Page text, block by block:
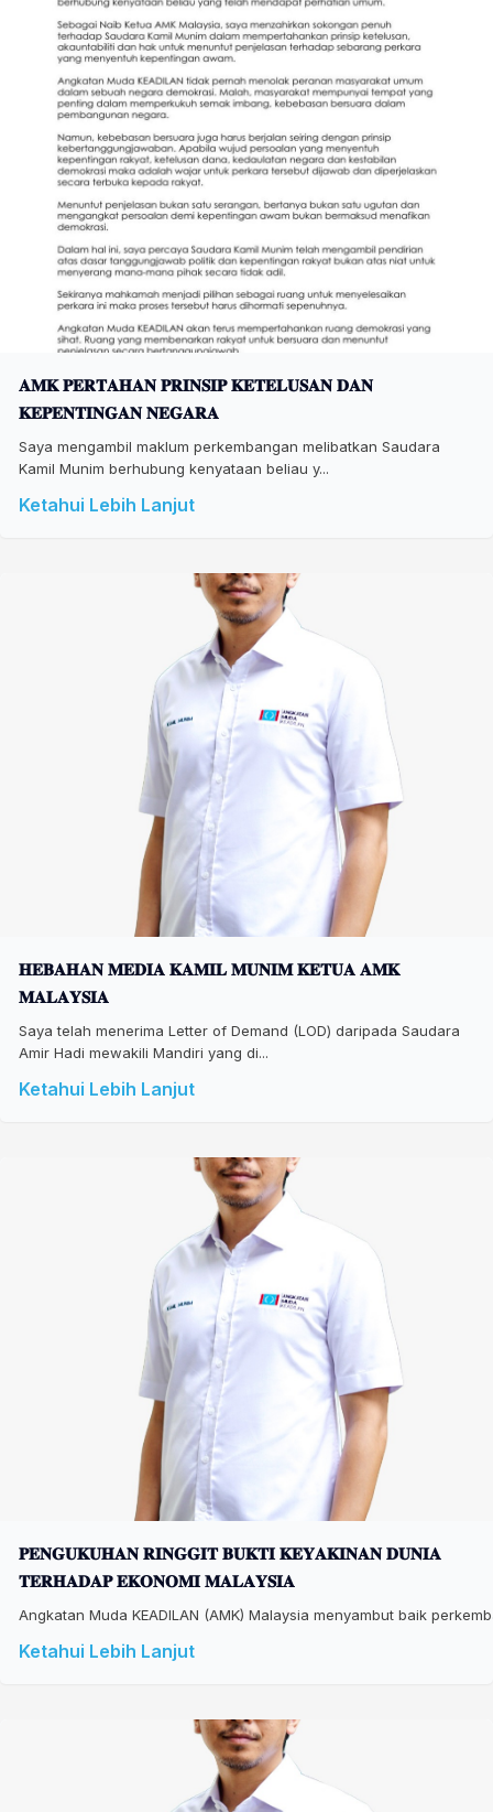
𝐀𝐌𝐊 𝐏𝐄𝐑𝐓𝐀𝐇𝐀𝐍 𝐏𝐑𝐈𝐍𝐒𝐈𝐏 𝐊𝐄𝐓𝐄𝐋𝐔𝐒𝐀𝐍 𝐃𝐀𝐍
𝐊𝐄𝐏𝐄𝐍𝐓𝐈𝐍𝐆𝐀𝐍 𝐍𝐄𝐆𝐀𝐑𝐀
Saya mengambil maklum perkembangan melibatkan Saudara
Kamil Munim berhubung kenyataan beliau y...
Ketahui Lebih Lanjut
𝐇𝐄𝐁𝐀𝐇𝐀𝐍 𝐌𝐄𝐃𝐈𝐀 𝐊𝐀𝐌𝐈𝐋 𝐌𝐔𝐍𝐈𝐌 𝐊𝐄𝐓𝐔𝐀 𝐀𝐌𝐊
𝐌𝐀𝐋𝐀𝐘𝐒𝐈𝐀
Saya telah menerima Letter of Demand (LOD) daripada Saudara
Amir Hadi mewakili Mandiri yang di...
Ketahui Lebih Lanjut
𝐏𝐄𝐍𝐆𝐔𝐊𝐔𝐇𝐀𝐍 𝐑𝐈𝐍𝐆𝐆𝐈𝐓 𝐁𝐔𝐊𝐓𝐈 𝐊𝐄𝐘𝐀𝐊𝐈𝐍𝐀𝐍 𝐃𝐔𝐍𝐈𝐀
𝐓𝐄𝐑𝐇𝐀𝐃𝐀𝐏 𝐄𝐊𝐎𝐍𝐎𝐌𝐈 𝐌𝐀𝐋𝐀𝐘𝐒𝐈𝐀
Angkatan Muda KEADILAN (AMK) Malaysia menyambut baik
Ketahui Lebih Lanjut